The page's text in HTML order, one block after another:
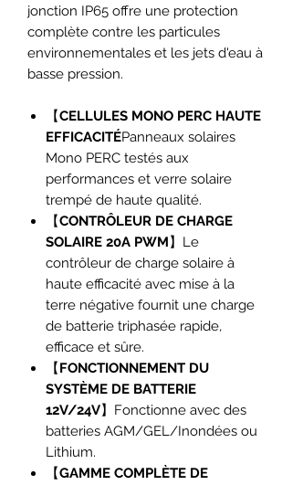
jonction IP65 offre une protection
complète contre les particules
environnementales et les jets d'eau à
basse pression.
【CELLULES MONO PERC HAUTE
EFFICACITÉPanneaux solaires
Mono PERC testés aux
performances et verre solaire
trempé de haute qualité.
【CONTRÔLEUR DE CHARGE
SOLAIRE 20A PWM】Le
contrôleur de charge solaire à
haute efficacité avec mise à la
terre négative fournit une charge
de batterie triphasée rapide,
efficace et sûre.
【FONCTIONNEMENT DU
SYSTÈME DE BATTERIE
12V/24V】Fonctionne avec des
batteries AGM/GEL/Inondées ou
Lithium.
【GAMME COMPLÈTE DE